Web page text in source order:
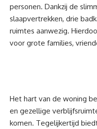
personen. Dankzij de
slaapvertrekken, drie
ruimtes aanwezig.
voor grote families,
Het hart van de woning
en gezellige
komen. Tegelijkertijd